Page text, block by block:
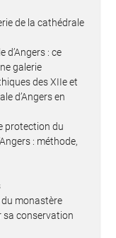
de la cathédrale
d’Angers : ce
galerie
des XIIe et
d’Angers en
protection du
: méthode,
monastère
sa conservation